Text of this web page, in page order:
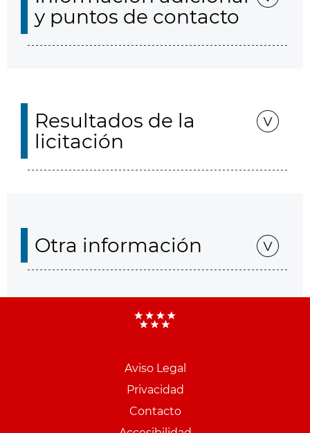
y puntos de contacto
Resultados de la
licitación
Otra información
Aviso Legal
Privacidad
Contacto